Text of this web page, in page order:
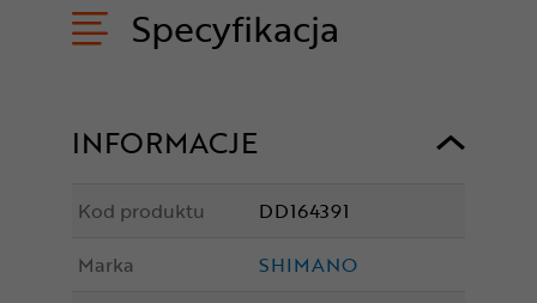
Specyfikacja
INFORMACJE
Kod produktu
DD164391
Marka
SHIMANO